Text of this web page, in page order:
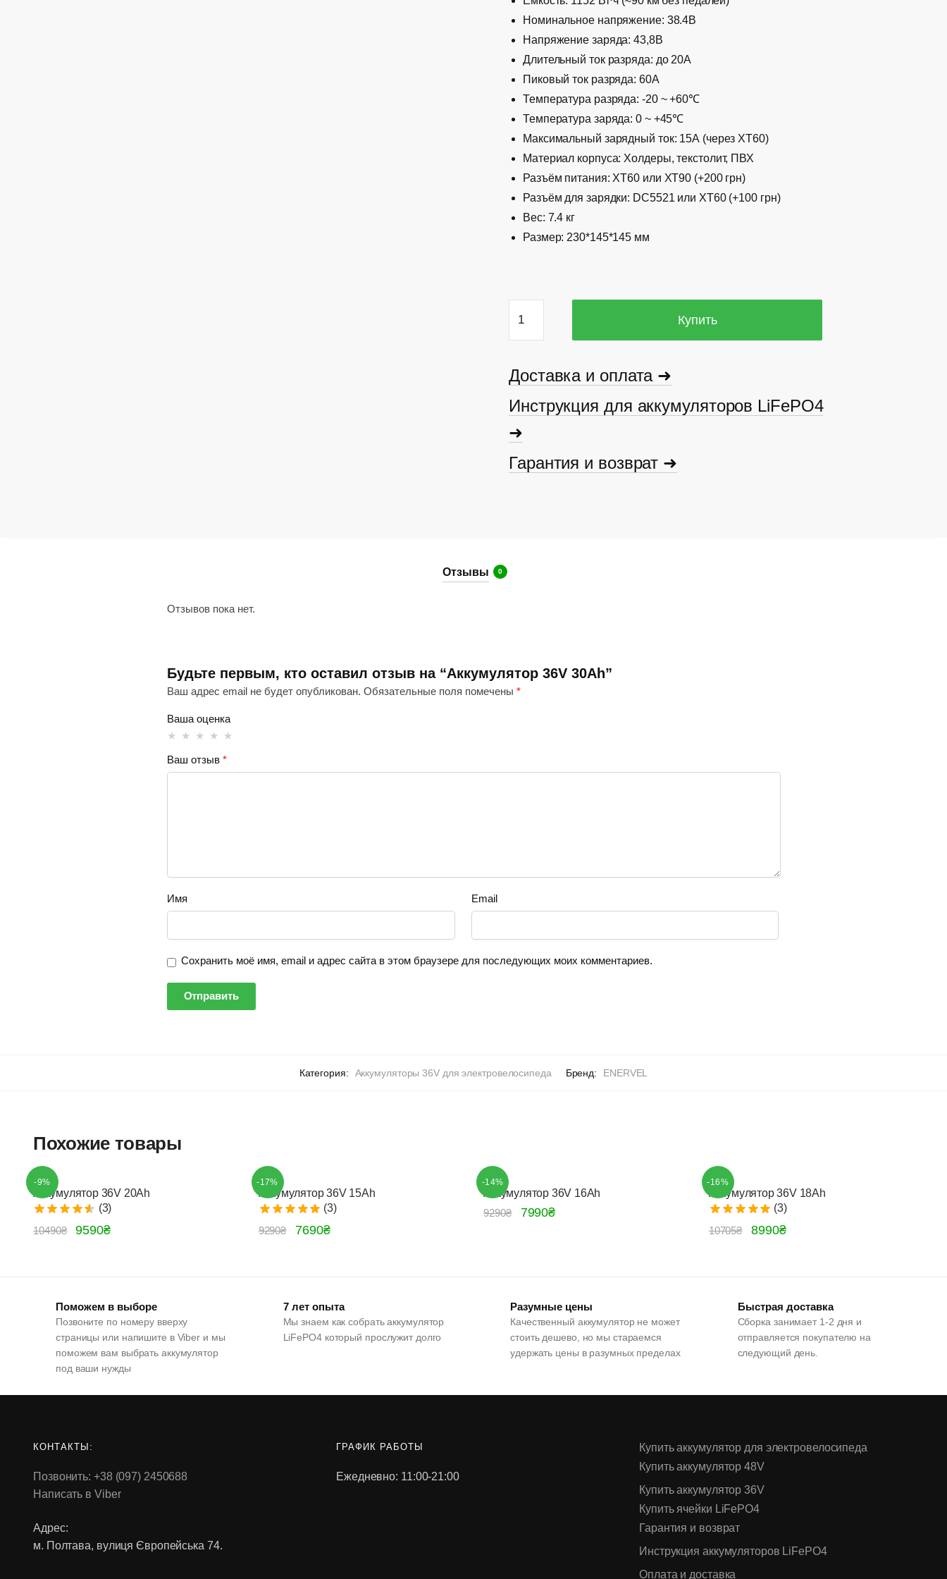
Номинальное напряжение: 38.4B
Напряжение заряда: 43,8В
Длительный ток разряда: до 20А
Пиковый ток разряда: 60А
Температура разряда: -20 ~ +60℃
Температура заряда: 0 ~ +45℃
Максимальный зарядный ток: 15А (через XT60)
Материал корпуса: Холдеры, текстолит, ПВХ
Разъём питания: XT60 или XT90 (+200 грн)
Разъём для зарядки: DC5521 или XT60 (+100 грн)
Вес: 7.4 кг
Размер: 230*145*145 мм
Аккумулятор
36V
Купить
Доставка и оплата ➜
Инструкция для аккумуляторов LiFePO4
➜
Гарантия и возврат ➜
Отзывы 0
Отзывов пока нет.
Будьте первым, кто оставил отзыв на “Аккумулятор 36V 30Ah”
Ваш адрес email не будет опубликован. Обязательные поля помечены *
Ваша оценка
Ваш отзыв *
Имя Email
Сохранить моё имя, email и адрес сайта в этом браузере для последующих моих комментариев.
Категория: Аккумуляторы 36V для электровелосипеда Бренд: ENERVEL
Похожие товары
-9%
Аккумулятор 36V 20Ah
(3)
10490₴ 9590₴
-17%
Аккумулятор 36V 15Ah
(3)
9290₴ 7690₴
-14%
Аккумулятор 36V 16Ah
9290₴ 7990₴
-16%
Аккумулятор 36V 18Ah
(3)
10705₴ 8990₴
Поможем в выборе
Позвоните по номеру вверху
страницы или напишите в Viber и мы
поможем вам выбрать аккумулятор
под ваши нужды
7 лет опыта
Мы знаем как собрать аккумулятор
LiFePO4 который прослужит долго
Разумные цены
Качественный аккумулятор не может
стоить дешево, но мы стараемся
удержать цены в разумных пределах
Быстрая доставка
Сборка занимает 1-2 дня и
отправляется покупателю на
следующий день.
КОНТАКТЫ:
Позвонить: +38 (097) 2450688
Написать в Viber
Адрес:
м. Полтава, вулиця Європейська 74.
ГРАФИК РАБОТЫ
Ежедневно: 11:00-21:00
Купить аккумулятор для электровелосипеда
Купить аккумулятор 48V
Купить аккумулятор 36V
Купить ячейки LiFePO4
Гарантия и возврат
Инструкция аккумуляторов LiFePO4
Оплата и доставка